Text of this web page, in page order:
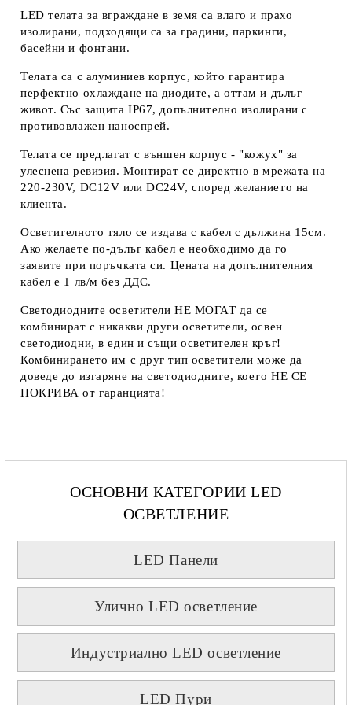
LED телата за вграждане в земя са влаго и прахо
изолирани, подходящи са за градини, паркинги,
басейни и фонтани.
Tелата са с алуминиев корпус, който гарантира
перфектно охлаждане на диодите, а оттам и дълъг
живот. Със защита IP67, допълнително изолирани с
противовлажен наноспрей.
Телата се предлагат с външен корпус - "кожух" за
улеснена ревизия. Монтират се директно в мрежата на
220-230V, DC12V или DC24V, според желанието на
клиента.
Осветителното тяло се издава с кабел с дължина 15см.
Ако желаете по-дълъг кабел е необходимо да го
заявите при поръчката си. Цената на допълнителния
кабел е 1 лв/м без ДДС.
Светодиодните осветители НЕ МОГАТ да се
комбинират с никакви други осветители, освен
светодиодни, в един и същи осветителен кръг!
Комбинирането им с друг тип осветители може да
доведе до изгаряне на светодиодните, коетоНЕ СЕ
ПОКРИВА от гаранцията!
ОСНОВНИ КАТЕГОРИИ LED
ОСВЕТЛЕНИЕ
LED Панели
Улично LED осветление
Индустриално LED осветление
LED Пури